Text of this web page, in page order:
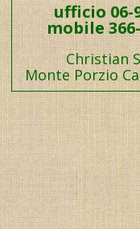
ufficio 06-
mobile
Christian
Monte Porzio